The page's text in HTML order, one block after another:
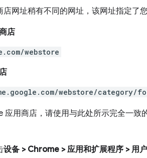
网址稍有不同的网址，该网址指定了
店
webstore
webstore/category/
应用商店，请使用与此处所示完全一致
设备 > Chrome > 应用和扩展程序 > 用